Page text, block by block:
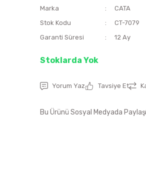
Marka
CATA
Stok Kodu
CT-7079
Garanti Süresi
12 Ay
Stoklarda Yok
Yorum Yaz Tavsiye Et
Bu Ürünü Sosyal Medyada Paylaş